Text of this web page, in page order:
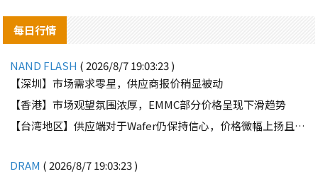
每日行情
NAND FLASH ( 2026/8/7 19:03:23 )
【深圳】市场需求零星，供应商报价稍显被动
【香港】市场观望氛围浓厚，EMMC部分价格呈现下滑趋势
【台湾地区】供应端对于Wafer仍保持信心，价格微幅上扬且惜售态度不变
DRAM ( 2026/8/7 19:03:23 )